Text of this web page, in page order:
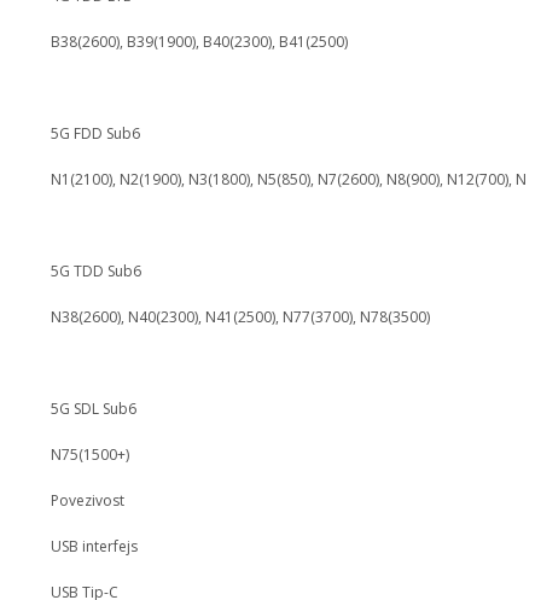
B38(2600), B39(1900), B40(2300), B41(2500)
5G FDD Sub6
N1(2100), N2(1900), N3(1800), N5(850), N7(2600), N8(900), N12(700),
5G TDD Sub6
N38(2600), N40(2300), N41(2500), N77(3700), N78(3500)
5G SDL Sub6
N75(1500+)
Povezivost
USB interfejs
USB Tip-C